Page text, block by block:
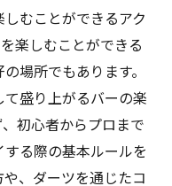
むことができるアク
楽しむことができる
場所でもあります。
盛り上がるバーの楽
初心者からプロまで
る際の基本ルールを
、ダーツを通じたコ